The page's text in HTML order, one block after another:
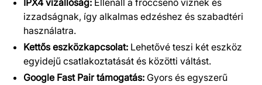
IPX4 vízállóság: Ellenáll a fröccsenő víznek és
izzadságnak, így alkalmas edzéshez és szabadtéri
használatra.
Kettős eszközkapcsolat: Lehetővé teszi két eszköz
egyidejű csatlakoztatását és közötti váltást.
Google Fast Pair támogatás: Gyors és egyszerű